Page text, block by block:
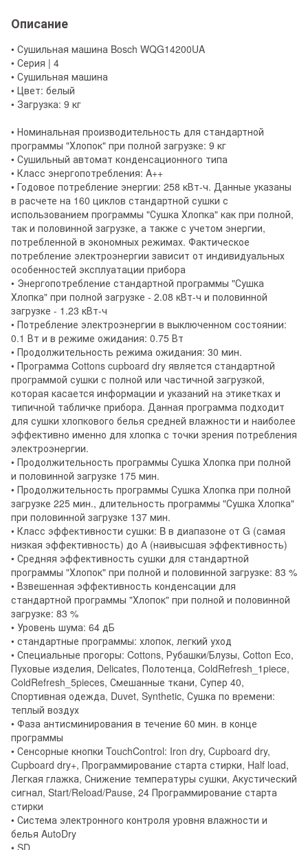
Описание
• Сушильная машина Bosch WQG14200UA
• Серия | 4
• Сушильная машина
• Цвет: белый
• Загрузка: 9 кг
• Номинальная производительность для стандартной
программы "Хлопок" при полной загрузке: 9 кг
• Сушильный автомат конденсационного типа
• Класс энергопотребления: A++
• Годовое потребление энергии: 258 кВт-ч. Данные указаны
в расчете на 160 циклов стандартной сушки с
использованием программы "Сушка Хлопка" как при полной,
так и половинной загрузке, а также с учетом энергии,
потребленной в экономных режимах. Фактическое
потребление электроэнергии зависит от индивидуальных
особенностей эксплуатации прибора
• Энергопотребление стандартной программы "Сушка
Хлопка" при полной загрузке - 2.08 кВт-ч и половинной
загрузке - 1.23 кВт-ч
• Потребление электроэнергии в выключенном состоянии:
0.1 Вт и в режиме ожидания: 0.75 Вт
• Продолжительность режима ожидания: 30 мин.
• Программа Cottons cupboard dry является стандартной
программой сушки с полной или частичной загрузкой,
которая касается информации и указаний на этикетках и
типичной табличке прибора. Данная программа подходит
для сушки хлопкового белья средней влажности и наиболее
эффективно именно для хлопка с точки зрения потребления
электроэнергии.
• Продолжительность программы Сушка Хлопка при полной
и половинной загрузке 175 мин.
• Продолжительность программы Сушка Хлопка при полной
загрузке 225 мин., длительность программы "Сушка Хлопка"
при половинной загрузке 137 мин.
• Класс эффективности сушки: B в диапазоне от G (самая
низкая эффективность) до А (наивысшая эффективность)
• Средняя эффективность сушки для стандартной
программы "Хлопок" при полной и половинной загрузке: 83 %
• Взвешенная эффективность конденсации для
стандартной программы "Хлопок" при полной и половинной
загрузке: 83 %
• Уровень шума: 64 дБ
• стандартные программы: хлопок, легкий уход
• Специальные прогоры: Cottons, Рубашки/Блузы, Cotton Eco,
Пуховые изделия, Delicates, Полотенца, ColdRefresh_1piece,
ColdRefresh_5pieces, Смешанные ткани, Супер 40,
Спортивная одежда, Duvet, Synthetic, Сушка по времени:
теплый воздух
• Фаза антисминирования в течение 60 мин. в конце
программы
• Сенсорные кнопки TouchControl: Iron dry, Cupboard dry,
Cupboard dry+, Программирование старта стирки, Half load,
Легкая глажка, Снижение температуры сушки, Акустический
сигнал, Start/Reload/Pause, 24 Программирование старта
стирки
• Система электронного контроля уровня влажности и
белья AutoDry
• SD